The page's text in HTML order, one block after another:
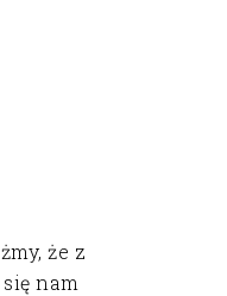
że z
nam